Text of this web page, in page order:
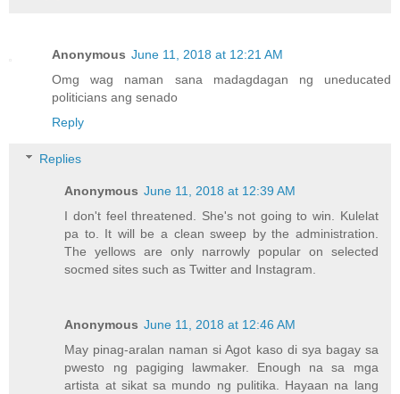
Anonymous June 11, 2018 at 12:21 AM
Omg wag naman sana madagdagan ng uneducated
politicians ang senado
Reply
Replies
Anonymous June 11, 2018 at 12:39 AM
I don't feel threatened. She's not going to win. Kulelat
pa to. It will be a clean sweep by the administration.
The yellows are only narrowly popular on selected
socmed sites such as Twitter and Instagram.
Anonymous June 11, 2018 at 12:46 AM
May pinag-aralan naman si Agot kaso di sya bagay sa
pwesto ng pagiging lawmaker. Enough na sa mga
artista at sikat sa mundo ng pulitika. Hayaan na lang